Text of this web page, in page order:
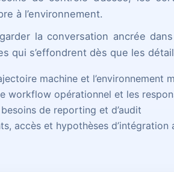
à l’environnement.
la conversation ancrée
qui s’effondrent dès que les
machine et l’environnement
workflow opérationnel et les
de reporting et d’audit
accès et hypothèses d’intégration